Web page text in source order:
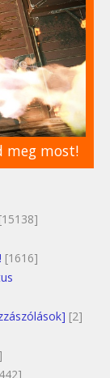
meg most!
[15138]
[1616]
[2]